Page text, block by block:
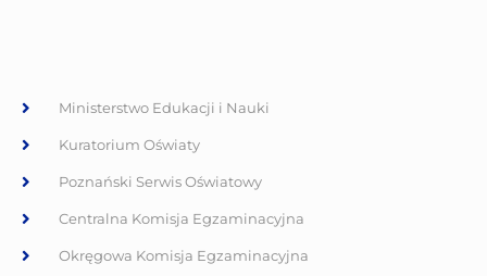
Ministerstwo Edukacji i Nauki
Kuratorium Oświaty
Poznański Serwis Oświatowy
Centralna Komisja Egzaminacyjna
Okręgowa Komisja Egzaminacyjna